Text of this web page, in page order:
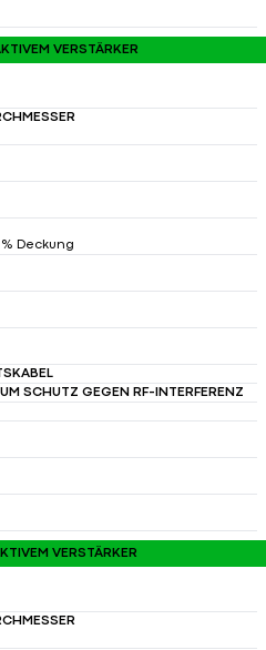
VERSTÄRKER
Deckung
SCHUTZ GEGEN RF-INTERFERENZ
VERSTÄRKER